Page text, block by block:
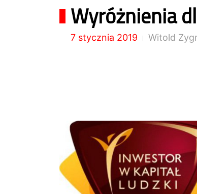
Wyróżnienia
7 stycznia 2019 Witold